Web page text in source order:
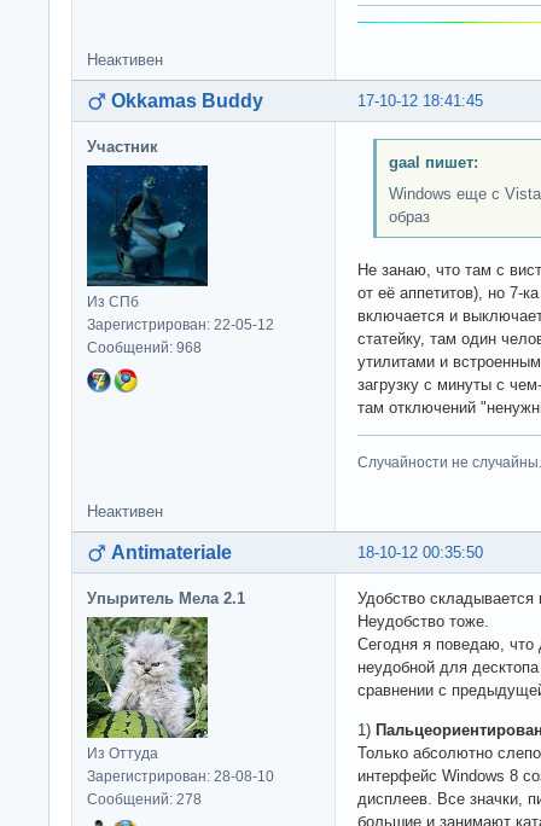
Неактивен
17-10-12 18:41:45
Okkamas Buddy
Участник
Из СПб
Зарегистрирован: 22-05-12
Сообщений: 968
gaal пишет:
Windows еще с
образ
Не занаю, что там с
от её аппетитов), но 7-
включается и
статейку, там один
утилитами и
загрузку с минуты с
там отключений
Случайности не случайны.
Неактивен
18-10-12 00:35:50
Antimateriale
Упыритель Мела 2.1
Из Оттуда
Зарегистрирован: 28-08-10
Сообщений: 278
Удобство
Неудобство тоже.
Сегодня я поведаю, что
неудобной для
сравнении с
1)
Только абсолютно
интерфейс Windows 8
дисплеев. Все значки,
большие и занимают